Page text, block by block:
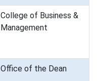
College of Business &
Management
Office of the Dean